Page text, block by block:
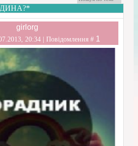
girlorg
20:34 | Повідомлення # 1